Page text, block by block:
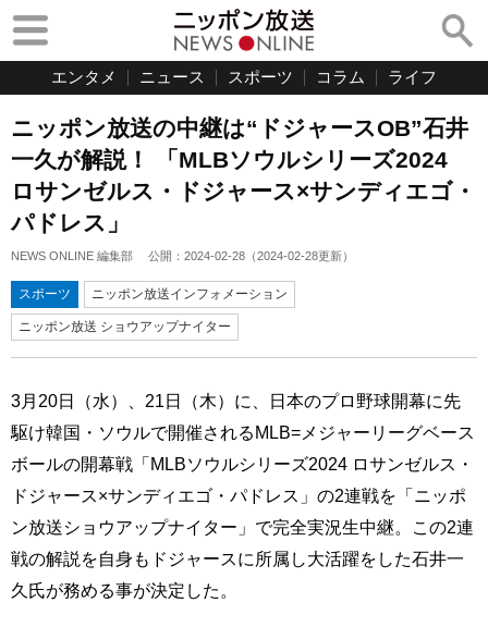
エンタメ ニュース スポーツ コラム ライフ
ニッポン放送の中継は“ドジャースOB”石井
一久が解説！ 「MLBソウルシリーズ2024
ロサンゼルス・ドジャース×サンディエゴ・
パドレス」
NEWS ONLINE 編集部 公開： 2024-02-28 （2024-02-28更新）
スポーツ ニッポン放送インフォメーション
ニッポン放送 ショウアップナイター
3月20日（水）、21日（木）に、日本のプロ野球開幕に先
駆け韓国・ソウルで開催されるMLB=メジャーリーグベース
ボールの開幕戦「MLBソウルシリーズ2024 ロサンゼルス・
ドジャース×サンディエゴ・パドレス」の2連戦を「ニッポ
ン放送ショウアップナイター」で完全実況生中継。この2連
戦の解説を自身もドジャースに所属し大活躍をした石井一
久氏が務める事が決定した。